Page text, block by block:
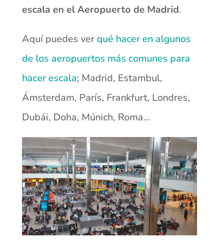
escala en el Aeropuerto de Madrid.
Aquí puedes ver qué hacer en algunos
de los aeropuertos más comunes para
hacer escala; Madrid, Estambul,
Ámsterdam, París, Frankfurt, Londres,
Dubái, Doha, Múnich, Roma…